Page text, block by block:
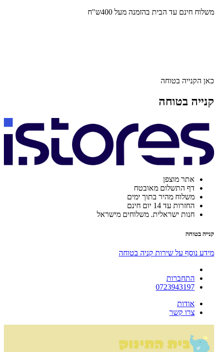
משלוח חינם עד הבית בהזמנה מעל 400ש"ח
כאן הקנייה בטוחה
קנייה בטוחה
אתר מוצפן
דף התשלום מאובטח
משלוח מהיר בתוך ימים
החזרות עד 14 יום חינם
חנות ישראלית. משלוחים מישראל
קנייה בטוחה
מידע נוסף על שירות קניה בטוחה
התחברות
0723943197
אודות
צרו קשר